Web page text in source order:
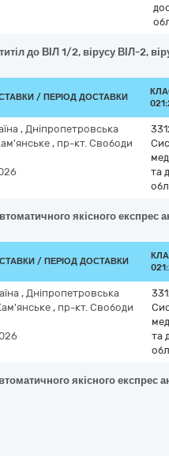
до ВІЛ 1/2, вірусу ВІЛ-2,
/ ПЕРІОД ДОСТАВКИ
, Дніпропетровська
, пр-кт. Свободи
та
якісного
/ ПЕРІОД ДОСТАВКИ
, Дніпропетровська
, пр-кт. Свободи
та
якісного